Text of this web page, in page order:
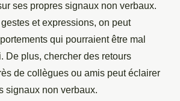
ses propres signaux non verbaux.
et expressions, on peut
qui pourraient être mal
De plus, chercher des retours
de collègues ou amis peut éclairer
signaux non verbaux.